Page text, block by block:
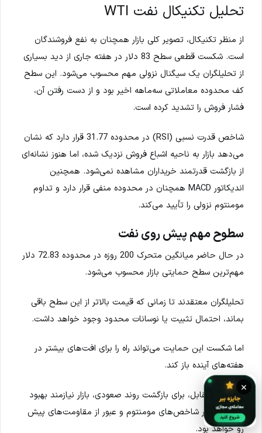
تحلیل تکنیکال نفت WTI
از منظر تکنیکال، تصویر کلی بازار همچنان به نفع فروشندگان
است. شکست قطعی سطح 83 دلار در هفته جاری از دید بسیاری
از تحلیلگران یک سیگنال نزولی مهم محسوب می‌شود. این سطح
کف محدوده معاملاتی سه‌ماهه اخیر بود و از دست رفتن آن،
فشار فروش را تشدید کرده است.
شاخص قدرت نسبی (RSI) در محدوده 31.77 قرار دارد که نشان
می‌دهد بازار به ناحیه اشباع فروش نزدیک شده، اما هنوز نشانه‌ای
از بازگشت قدرتمند خریداران مشاهده نمی‌شود. همچنین
اندیکاتور MACD همچنان در محدوده منفی قرار دارد و تداوم
مومنتوم نزولی را تأیید می‌کند.
سطوح مهم پیش روی نفت
در حال حاضر میانگین متحرک 200 روزه در محدوده 72.83 دلار
مهم‌ترین سطح حمایتی بازار محسوب می‌شود.
تحلیلگران معتقدند تا زمانی که قیمت بالاتر از این سطح باقی
بماند، احتمال تثبیت یا نوسانات محدود وجود خواهد داشت.
اما شکست این حمایت می‌تواند راه را برای افت‌های بیشتر در
هفته‌های آینده باز کند.
در سمت مقابل، برای بازگشت روند صعودی، بازار نیازمند بهبود
محسوس در شاخص‌های مومنتوم و عبور از مقاومت‌های پیش
رو خواهد بود.
×